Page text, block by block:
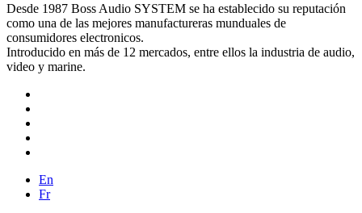
Desde 1987 Boss Audio SYSTEM se ha establecido su reputación
como una de las mejores manufactureras munduales de
consumidores electronicos.
Introducido en más de 12 mercados, entre ellos la industria de audio,
video y marine.
En
Fr